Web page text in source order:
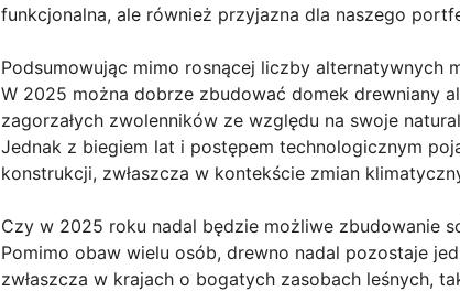
funkcjonalna, ale również przyjazna dla naszego
Podsumowując mimo rosnącej liczby alternatywnych
W 2025 można dobrze zbudować domek drewniany
zagorzałych zwolenników ze względu na swoje
Jednak z biegiem lat i postępem technologicznym
konstrukcji, zwłaszcza w kontekście zmian
Czy w 2025 roku nadal będzie możliwe zbudowanie
Pomimo obaw wielu osób, drewno nadal pozostaje
zwłaszcza w krajach o bogatych zasobach leśnych,